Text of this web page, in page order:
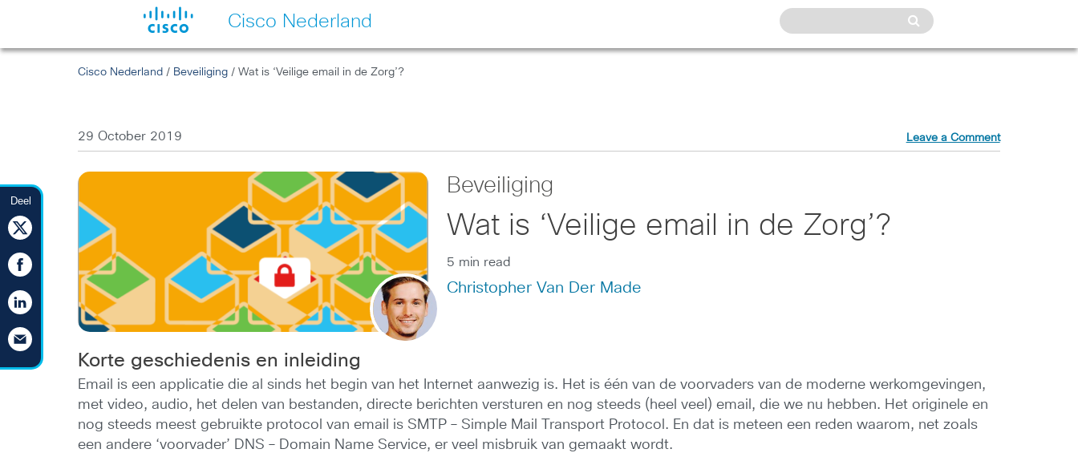
Cisco Nederland
Deel
Cisco Nederland / Beveiliging / Wat is ‘Veilige email in de Zorg’?
29 October 2019 Leave a Comment
Beveiliging
Wat is ‘Veilige email in de Zorg’?
5 min read
Christopher Van Der Made
Korte geschiedenis en inleiding
Email is een applicatie die al sinds het begin van het Internet aanwezig is. Het is één van de voorvaders van de moderne werkomgevingen,
met video, audio, het delen van bestanden, directe berichten versturen en nog steeds (heel veel) email, die we nu hebben. Het originele en
nog steeds meest gebruikte protocol van email is SMTP – Simple Mail Transport Protocol. En dat is meteen een reden waarom, net zoals
een andere ‘voorvader’ DNS – Domain Name Service, er veel misbruik van gemaakt wordt.